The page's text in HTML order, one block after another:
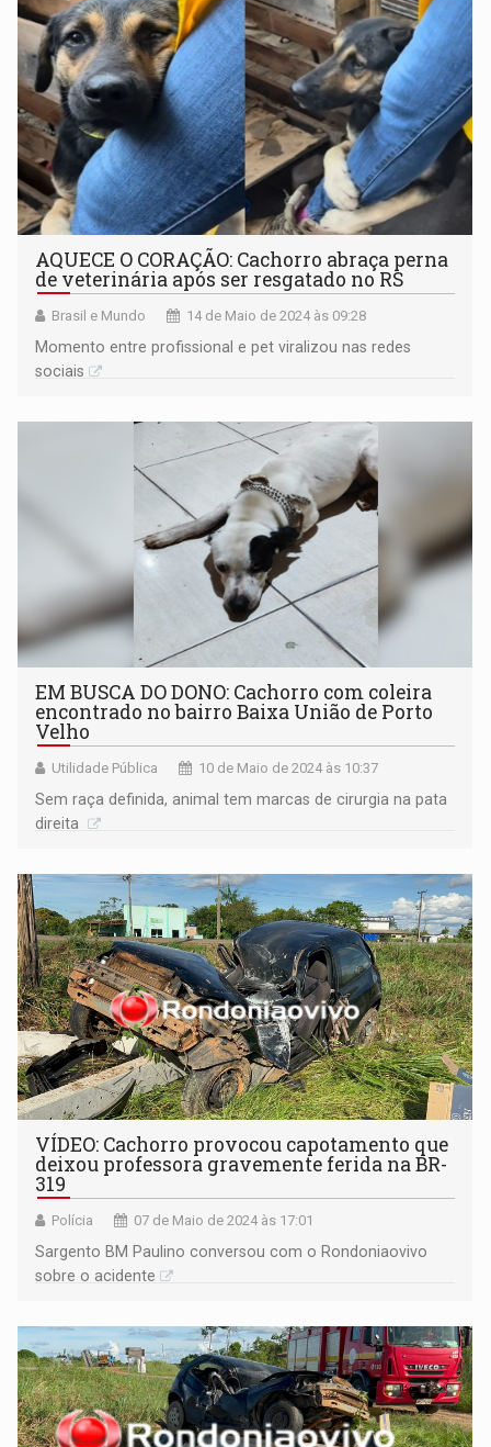
AQUECE O CORAÇÃO: Cachorro abraça perna
de veterinária após ser resgatado no RS
Brasil e Mundo 14 de Maio de 2024 às 09:28
Momento entre profissional e pet viralizou nas redes
sociais
EM BUSCA DO DONO: Cachorro com coleira
encontrado no bairro Baixa União de Porto
Velho
Utilidade Pública 10 de Maio de 2024 às 10:37
Sem raça definida, animal tem marcas de cirurgia na pata
direita
VÍDEO: Cachorro provocou capotamento que
deixou professora gravemente ferida na BR-
319
Polícia 07 de Maio de 2024 às 17:01
Sargento BM Paulino conversou com o Rondoniaovivo
sobre o acidente